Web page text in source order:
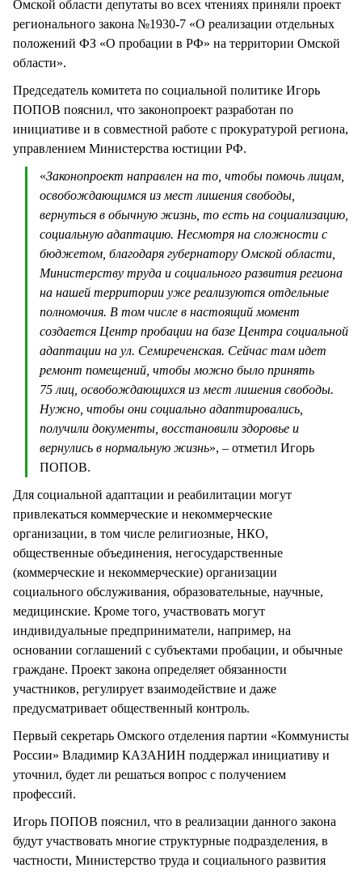
Омской области депутаты во всех чтениях приняли проект
регионального закона №1930-7 «О реализации отдельных
положений ФЗ «О пробации в РФ» на территории Омской
области».
Председатель комитета по социальной политике Игорь
ПОПОВ пояснил, что законопроект разработан по
инициативе и в совместной работе с прокуратурой региона,
управлением Министерства юстиции РФ.
«Законопроект направлен на то, чтобы помочь лицам,
освобождающимся из мест лишения свободы,
вернуться в обычную жизнь, то есть на социализацию,
социальную адаптацию. Несмотря на сложности с
бюджетом, благодаря губернатору Омской области,
Министерству труда и социального развития региона
на нашей территории уже реализуются отдельные
полномочия. В том числе в настоящий момент
создается Центр пробации на базе Центра социальной
адаптации на ул. Семиреченская. Сейчас там идет
ремонт помещений, чтобы можно было принять
75 лиц, освобождающихся из мест лишения свободы.
Нужно, чтобы они социально адаптировались,
получили документы, восстановили здоровье и
вернулись в нормальную жизнь», – отметил Игорь
ПОПОВ.
Для социальной адаптации и реабилитации могут
привлекаться коммерческие и некоммерческие
организации, в том числе религиозные, НКО,
общественные объединения, негосударственные
(коммерческие и некоммерческие) организации
социального обслуживания, образовательные, научные,
медицинские. Кроме того, участвовать могут
индивидуальные предприниматели, например, на
основании соглашений с субъектами пробации, и обычные
граждане. Проект закона определяет обязанности
участников, регулирует взаимодействие и даже
предусматривает общественный контроль.
Первый секретарь Омского отделения партии «Коммунисты
России» Владимир КАЗАНИН поддержал инициативу и
уточнил, будет ли решаться вопрос с получением
профессий.
Игорь ПОПОВ пояснил, что в реализации данного закона
будут участвовать многие структурные подразделения, в
частности, Министерство труда и социального развития